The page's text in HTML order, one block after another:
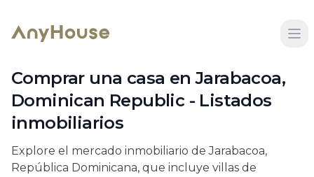
Comprar una casa en Jarabacoa,
Dominican Republic - Listados
inmobiliarios
Explore el mercado inmobiliario de Jarabacoa,
República Dominicana, que incluye villas de